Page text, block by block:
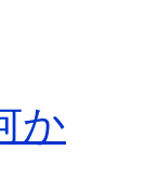
か